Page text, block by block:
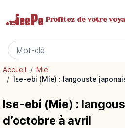
Profitez de votre
Accueil / Mie
/ Ise-ebi (Mie) : langouste
Ise-ebi (Mie) :
d’octobre à avril